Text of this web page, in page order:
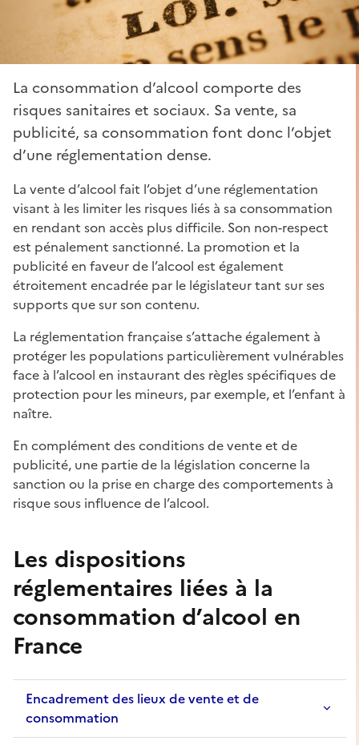
La consommation d’alcool comporte des
risques sanitaires et sociaux. Sa vente, sa
publicité, sa consommation font donc l’objet
d’une réglementation dense.
La vente d’alcool fait l’objet d’une réglementation
visant à les limiter les risques liés à sa consommation
en rendant son accès plus difficile. Son non-respect
est pénalement sanctionné. La promotion et la
publicité en faveur de l’alcool est également
étroitement encadrée par le législateur tant sur ses
supports que sur son contenu.
La réglementation française s’attache également à
protéger les populations particulièrement vulnérables
face à l’alcool en instaurant des règles spécifiques de
protection pour les mineurs, par exemple, et l’enfant à
naître.
En complément des conditions de vente et de
publicité, une partie de la législation concerne la
sanction ou la prise en charge des comportements à
risque sous influence de l’alcool.
Les dispositions
réglementaires liées à la
consommation d’alcool en
France
Encadrement des lieux de vente et de
consommation